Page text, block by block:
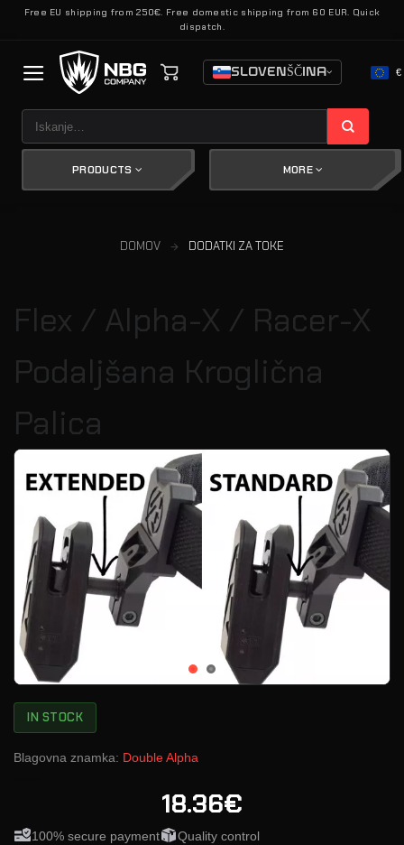
SkočiFree EU shipping from 250€. Free domestic shipping from 60 EUR. Quick
dispatch.
SLOVENŠČINA €
PRODUCTS MORE
DOMOV DODATKI ZA TOKE
Flex / Alpha-X / Racer-X
Podaljšana Kroglična
Palica
IN STOCK
Blagovna znamka: Double Alpha
18.36€
100% secure payment Quality control